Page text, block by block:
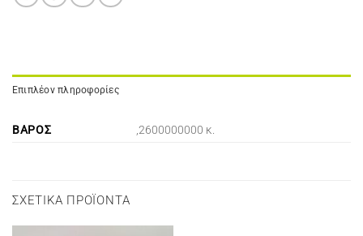
Επιπλέον πληροφορίες
ΒΆΡΟΣ ,2600000000 κ.
ΣΧΕΤΙΚΆ ΠΡΟΪΌΝΤΑ